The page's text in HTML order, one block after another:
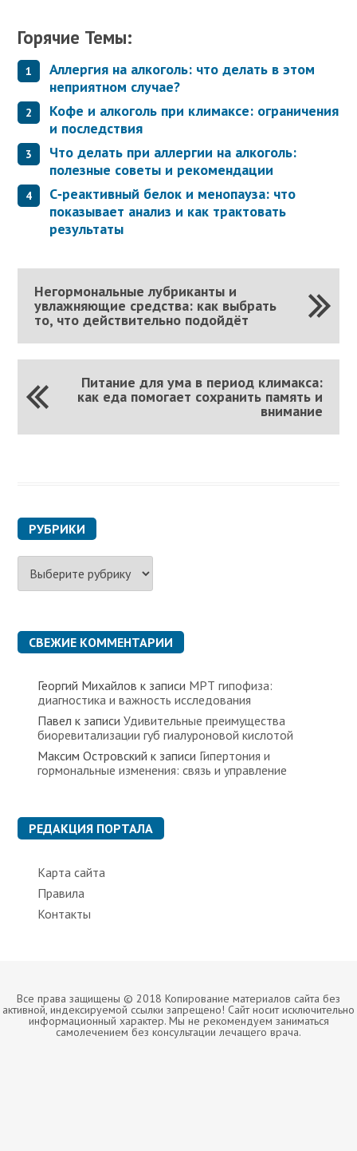
Горячие Темы:
Аллергия на алкоголь: что делать в этом
неприятном случае?
Кофе и алкоголь при климаксе: ограничения
и последствия
Что делать при аллергии на алкоголь:
полезные советы и рекомендации
С‑реактивный белок и менопауза: что
показывает анализ и как трактовать
результаты
Негормональные лубриканты и
увлажняющие средства: как выбрать
то, что действительно подойдёт
Питание для ума в период климакса:
как еда помогает сохранить память и
внимание
РУБРИКИ
б
к
и СВЕЖИЕ КОММЕНТАРИИ
Георгий Михайлов к записи МРТ гипофиза:
диагностика и важность исследования
Павел к записиУдивительные преимущества
биоревитализации губ гиалуроновой кислотой
Максим Островский к записи Гипертония и
гормональные изменения: связь и управление
РЕДАКЦИЯ ПОРТАЛА
Карта сайта
Правила
Контакты
Все права защищены © 2018 Копирование материалов сайта без
активной, индексируемой ссылки запрещено! Сайт носит исключительно
информационный характер. Мы не рекомендуем заниматься
самолечением без консультации лечащего врача.